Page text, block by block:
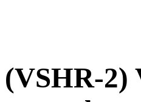
(VSHR-2)